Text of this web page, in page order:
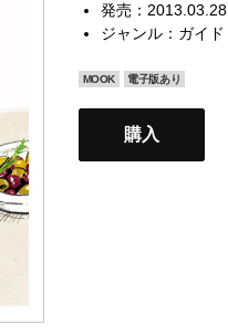
発売：2013.03.28
ジャンル： ガイド
MOOK 電子版あり
購入